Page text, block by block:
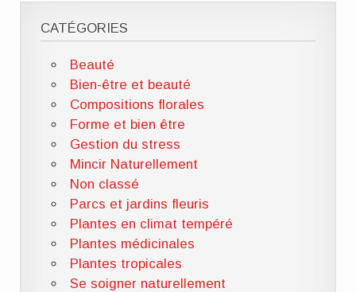
CATÉGORIES
Beauté
Bien-être et beauté
Compositions florales
Forme et bien être
Gestion du stress
Mincir Naturellement
Non classé
Parcs et jardins fleuris
Plantes en climat tempéré
Plantes médicinales
Plantes tropicales
Se soigner naturellement